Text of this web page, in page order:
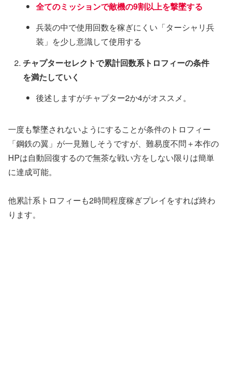
全てのミッションで敵機の9割以上を撃墜する
兵装の中で使用回数を稼ぎにくい「ターシャリ兵
装」を少し意識して使用する
チャプターセレクトで累計回数系トロフィーの条件
を満たしていく
後述しますがチャプター2か4がオススメ。
一度も撃墜されないようにすることが条件のトロフィー
「鋼鉄の翼」が一見難しそうですが、難易度不問＋本作の
HPは自動回復するので無茶な戦い方をしない限りは簡単
に達成可能。
他累計系トロフィーも2時間程度稼ぎプレイをすれば終わ
ります。